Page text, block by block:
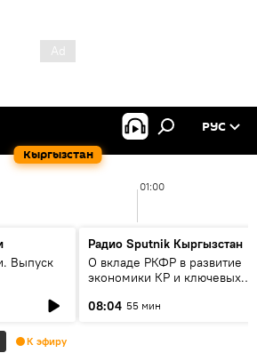
Кыргызстан
РУС
01:00
Выпуск
Радио Sputnik Кыргызстан
О вкладе РКФР в развитие
экономики КР и ключевых
08:04 55 мин
К эфиру